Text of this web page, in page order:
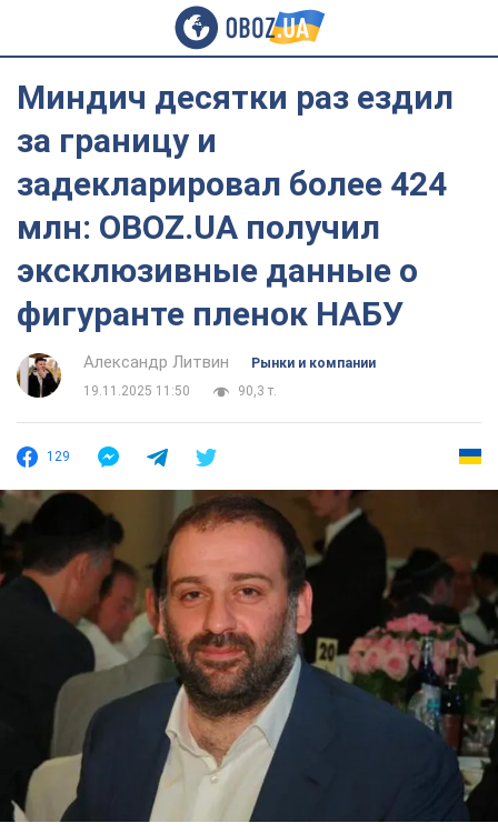
Миндич десятки раз ездил
за границу и
задекларировал более 424
млн: OBOZ.UA получил
эксклюзивные данные о
фигуранте пленок НАБУ
Александр Литвин
Рынки и компании
19.11.2025 11:50
90,3 т.
129